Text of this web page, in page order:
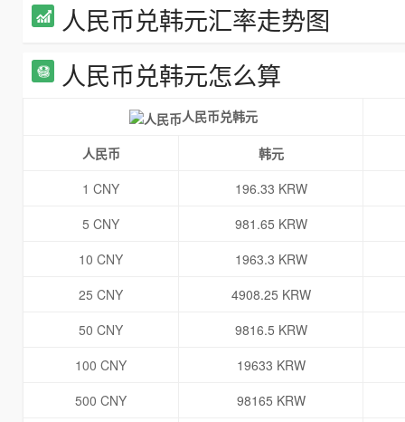
人民币兑韩元汇率走势图
人民币兑韩元怎么算
人民币兑韩元
人民币
韩元
1 CNY
196.33 KRW
5 CNY
981.65 KRW
10 CNY
1963.3 KRW
25 CNY
4908.25 KRW
50 CNY
9816.5 KRW
100 CNY
19633 KRW
500 CNY
98165 KRW